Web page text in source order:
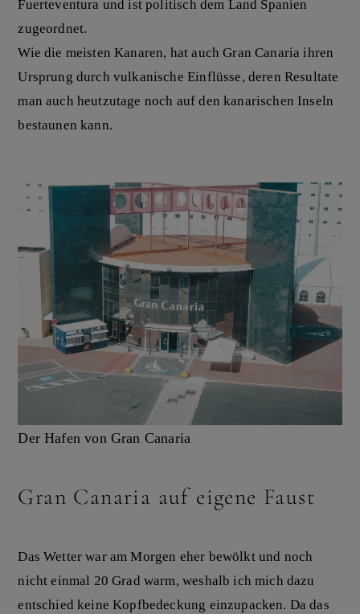
Fuerteventura und ist politisch dem Land Spanien
zugeordnet.
Wie die meisten Kanaren, hat auch Gran Canaria ihren
Ursprung durch vulkanische Einflüsse, deren Resultate
man auch heutzutage noch auf den kanarischen Inseln
bestaunen kann.
Der Hafen von Gran Canaria
Gran Canaria auf eigene Faust
Das Wetter war am Morgen eher bewölkt und noch
nicht einmal 20 Grad warm, weshalb ich mich dazu
entschied keine Kopfbedeckung einzupacken. Da das